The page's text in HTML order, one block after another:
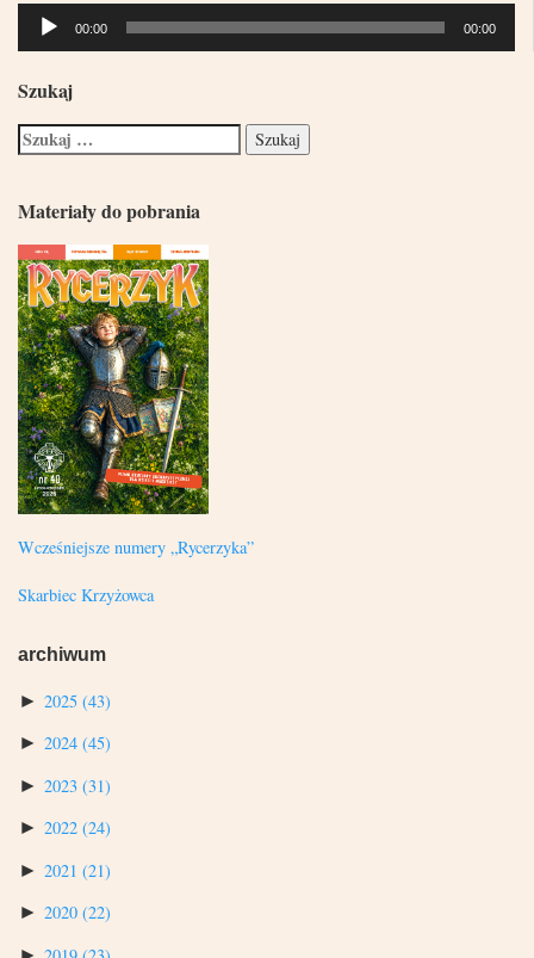
Odtwarzacz
plików
00:00 00:00
Szukaj
Materiały do pobrania
Wcześniejsze numery „Rycerzyka”
Skarbiec Krzyżowca
archiwum
► 2025 (43)
► 2024 (45)
► 2023 (31)
► 2022 (24)
► 2021 (21)
► 2020 (22)